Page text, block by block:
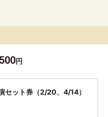
円
セット券（2/20、4/14）